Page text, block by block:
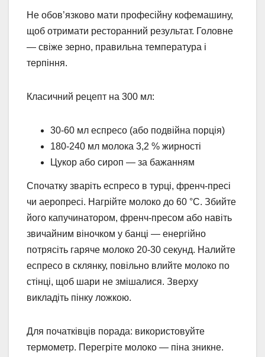
Не обов’язково мати професійну кофемашину,
щоб отримати ресторанний результат. Головне
— свіже зерно, правильна температура і
терпіння.
Класичний рецепт на 300 мл:
30-60 мл еспресо (або подвійна порція)
180-240 мл молока 3,2 % жирності
Цукор або сироп — за бажанням
Спочатку зваріть еспресо в турці, френч-пресі
чи аеропресі. Нагрійте молоко до 60 °C. Збийте
його капучинатором, френч-пресом або навіть
звичайним віночком у банці — енергійно
потрясіть гаряче молоко 20-30 секунд. Налийте
еспресо в склянку, повільно влийте молоко по
стінці, щоб шари не змішалися. Зверху
викладіть пінку ложкою.
Для початківців порада: використовуйте
термометр. Перегріте молоко — піна зникне.